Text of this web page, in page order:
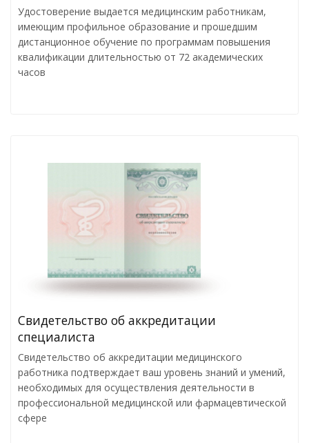
Удостоверение выдается медицинским работникам,
имеющим профильное образование и прошедшим
дистанционное обучение по программам повышения
квалификации длительностью от 72 академических
часов
Свидетельство об аккредитации
специалиста
Свидетельство об аккредитации медицинского
работника подтверждает ваш уровень знаний и умений,
необходимых для осуществления деятельности в
профессиональной медицинской или фармацевтической
сфере